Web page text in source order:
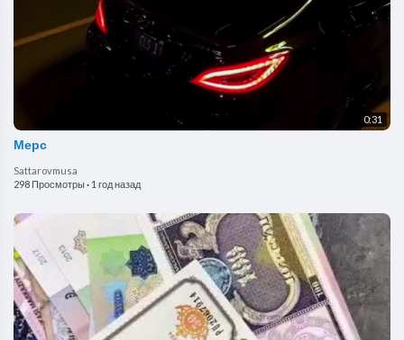
0:31
Мерс
Sattarovmusa
298 Просмотры· 1 год назад